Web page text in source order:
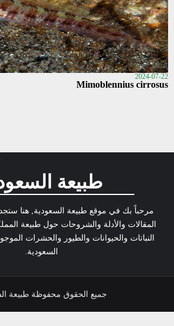
2024-07-22
Mimoblennius cirrosus
طبيعة
مرحباً بك في موقع طبيعة السعودية, هنا
المقالات والأدلة والشروحات حول طبيعة
النباتات والحيوانات والطيور والحشرات
السعودية.
جميع الحقوق محفوظة طبيعة